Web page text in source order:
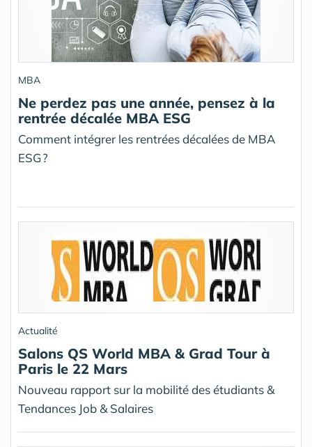
MBA
Ne perdez pas une année, pensez à la
rentrée décalée MBA ESG
Comment intégrer les rentrées décalées de MBA
ESG ?
Actualité
Salons QS World MBA & Grad Tour à
Paris le 22 Mars
Nouveau rapport sur la mobilité des étudiants &
Tendances Job & Salaires